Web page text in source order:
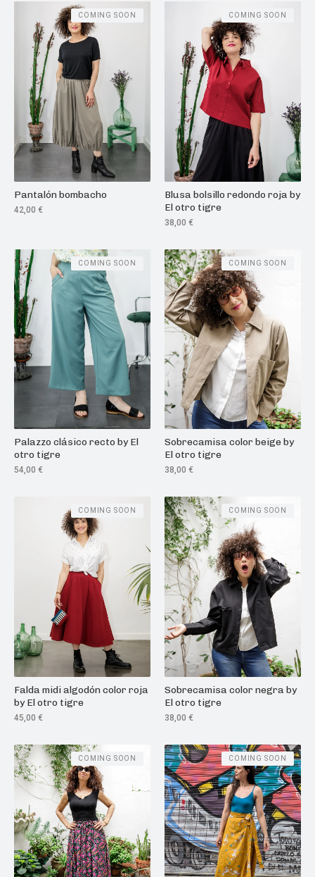
Pantalón bombacho
42,00 €
COMING SOON
Blusa bolsillo redondo roja by
El otro tigre
38,00 €
COMING SOON
Palazzo clásico recto by El
otro tigre
54,00 €
COMING SOON
Sobrecamisa color beige by
El otro tigre
38,00 €
COMING SOON
Falda midi algodón color roja
by El otro tigre
45,00 €
COMING SOON
Sobrecamisa color negra by
El otro tigre
38,00 €
COMING SOON
COMING SOON COMING SOON